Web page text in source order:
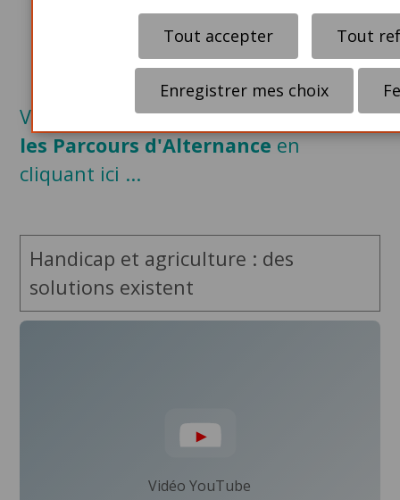
Ouvrir Dyslexic
Voir également lesvidéos Agefiph sur
les Parcours d'Alternance en
cliquant ici ...
Handicap et agriculture : des
solutions existent
Vidéo YouTube
Tout accepter Tout
Enregistrer mes choix